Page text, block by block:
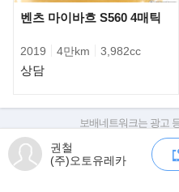
제품은 엔진에 따라 6기통 3.0ℓ
보의 터보 제품으로 구분한다.
최고 340마력, 최대 45.9㎏·m
벤츠 마이바흐 S560 4매틱
2019 4만km 3,982cc
상담
권철
(주)오토유레카
보배네트워크는 광고
판매자가 직접 등록한 내용에 대
차량 구매 시 차량등록증,
차대번호 조회로